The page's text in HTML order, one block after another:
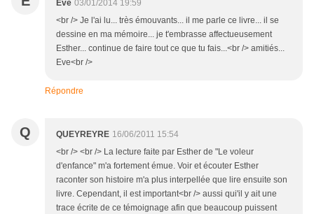
Eve 03/01/2014 19:59
<br /> Je l'ai lu... très émouvants... il me parle ce livre... il se
dessine en ma mémoire... je t'embrasse affectueusement
Esther... continue de faire tout ce que tu fais...<br /> amitiés...
Eve<br />
Répondre
Q QUEYREYRE 16/06/2011 15:54
<br /> <br /> La lecture faite par Esther de "Le voleur
d'enfance" m'a fortement émue. Voir et écouter Esther
raconter son histoire m'a plus interpellée que lire ensuite son
livre. Cependant, il est important<br /> aussi qui'il y ait une
trace écrite de ce témoignage afin que beaucoup puissent